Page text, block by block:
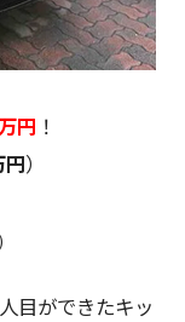
円 ！
）
目ができたキッ